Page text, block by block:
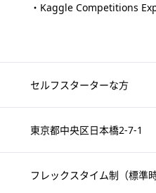
・Kaggle Competitions
セルフスターターな方
東京都中央区日本橋2-7-1
フレックスタイム制（標準